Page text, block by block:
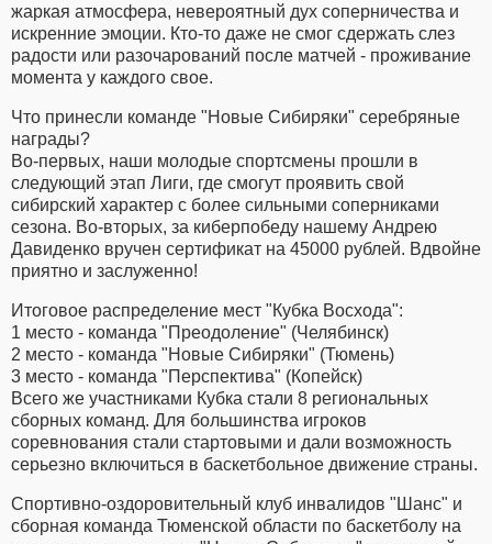
жаркая атмосфера, невероятный дух соперничества и
искренние эмоции. Кто-то даже не смог сдержать слез
радости или разочарований после матчей - проживание
момента у каждого свое.
Что принесли команде "Новые Сибиряки" серебряные
награды?
Во-первых, наши молодые спортсмены прошли в
следующий этап Лиги, где смогут проявить свой
сибирский характер с более сильными соперниками
сезона. Во-вторых, за киберпобеду нашему Андрею
Давиденко вручен сертификат на 45000 рублей. Вдвойне
приятно и заслуженно!
Итоговое распределение мест "Кубка Восхода":
1 место - команда "Преодоление" (Челябинск)
2 место - команда "Новые Сибиряки" (Тюмень)
3 место - команда "Перспектива" (Копейск)
Всего же участниками Кубка стали 8 региональных
сборных команд. Для большинства игроков
соревнования стали стартовыми и дали возможность
серьезно включиться в баскетбольное движение страны.
Спортивно-оздоровительный клуб инвалидов "Шанс" и
сборная команда Тюменской области по баскетболу на